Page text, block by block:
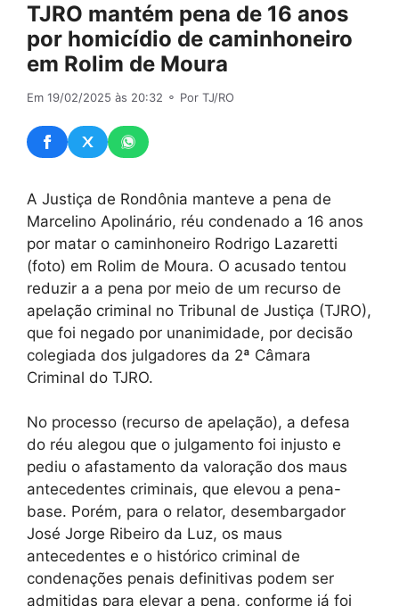
TJRO mantém pena de 16 anos
por homicídio de caminhoneiro
em Rolim de Moura
Em 19/02/2025 às 20:32 ⚬ Por TJ/RO
A Justiça de Rondônia manteve a pena de
Marcelino Apolinário, réu condenado a 16 anos
por matar o caminhoneiro Rodrigo Lazaretti
(foto) em Rolim de Moura. O acusado tentou
reduzir a a pena por meio de um recurso de
apelação criminal no Tribunal de Justiça (TJRO),
que foi negado por unanimidade, por decisão
colegiada dos julgadores da 2ª Câmara
Criminal do TJRO.
No processo (recurso de apelação), a defesa
do réu alegou que o julgamento foi injusto e
pediu o afastamento da valoração dos maus
antecedentes criminais, que elevou a pena-
base. Porém, para o relator, desembargador
José Jorge Ribeiro da Luz, os maus
antecedentes e o histórico criminal de
condenações penais definitivas podem ser
admitidas para elevar a pena, conforme já foi